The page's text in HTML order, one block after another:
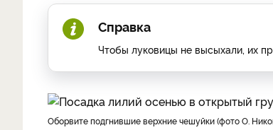
Справка
Чтобы луковицы не высыхали, их
Оборвите подгнившие верхние чешуйки (фото О.